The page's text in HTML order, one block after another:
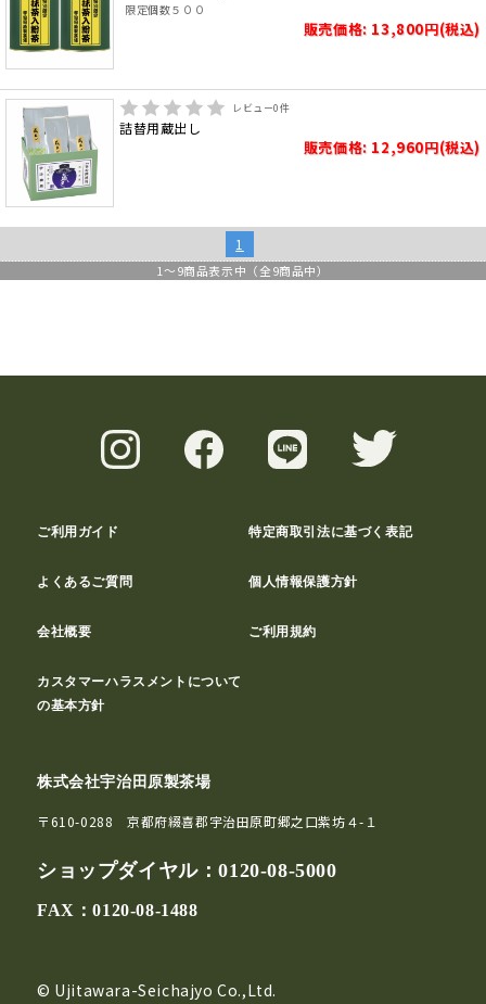
限定個数５００
販売価格: 13,800円(税込)
レビュー0件
詰替用蔵出し
販売価格: 12,960円(税込)
1
1 ～9商品表示中（全9商品中）
ご利用ガイド 特定商取引法に基づく表記
よくあるご質問 個人情報保護方針
会社概要 ご利用規約
カスタマーハラスメントについて
の基本方針
株式会社宇治田原製茶場
〒610-0288 京都府綴喜郡宇治田原町郷之口紫坊４-１
ショップダイヤル：0120-08-5000
FAX：0120-08-1488
© Ujitawara-Seichajyo Co.,Ltd.